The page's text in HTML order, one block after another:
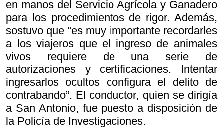
en manos del Servicio Agrícola y Ganadero
para los procedimientos de rigor. Además,
sostuvo que “es muy importante recordarles
a los viajeros que el ingreso de animales
vivos requiere de una serie de
autorizaciones y certificaciones. Intentar
ingresarlos ocultos configura el delito de
contrabando”. El conductor, quien se dirigía
a San Antonio, fue puesto a disposición de
la Policía de Investigaciones.